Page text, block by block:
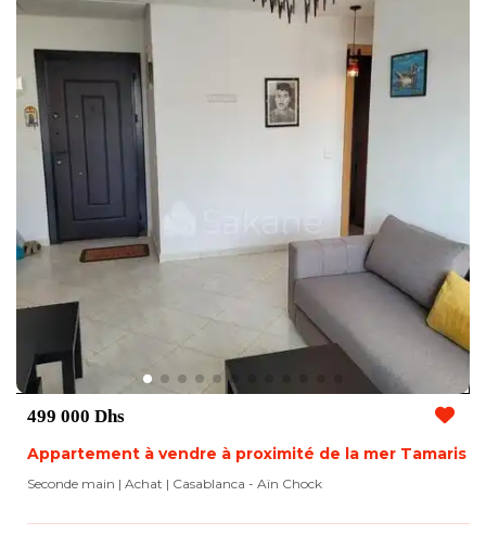
499 000 Dhs
Appartement à vendre à proximité de la mer Tamaris
Seconde main | Achat | Casablanca - Aïn Chock